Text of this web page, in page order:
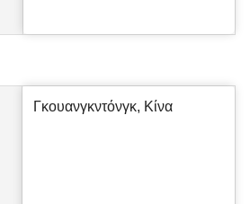
Γκουανγκντόνγκ, Κίνα